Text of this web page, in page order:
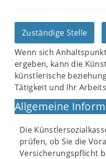
Zuständige Stelle
Wenn sich
ergeben, kann die
künstlerische
Tätigkeit und Ihr
Allgemeine
Die
prüfen, ob Sie die
Versicherungspflicht